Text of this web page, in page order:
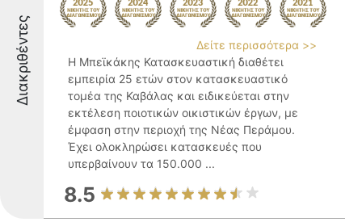
Διακριθέντες
Δείτε περισσότερα >>
Η Μπεϊκάκης Κατασκευαστική διαθέτει
εμπειρία 25 ετών στον κατασκευαστικό
τομέα της Καβάλας και ειδικεύεται στην
εκτέλεση ποιοτικών οικιστικών έργων, με
έμφαση στην περιοχή της Νέας Περάμου.
Έχει ολοκληρώσει κατασκευές που
υπερβαίνουν τα 150.000 ...
8.5